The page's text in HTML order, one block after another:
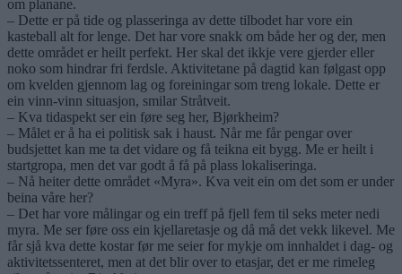
om planane.
– Dette er på tide og plasseringa av dette tilbodet har vore ein
kasteball alt for lenge. Det har vore snakk om både her og der, men
dette området er heilt perfekt. Her skal det ikkje vere gjerder eller
noko som hindrar fri ferdsle. Aktivitetane på dagtid kan følgast opp
om kvelden gjennom lag og foreiningar som treng lokale. Dette er
ein vinn-vinn situasjon, smilar Stråtveit.
– Kva tidaspekt ser ein føre seg her, Bjørkheim?
– Målet er å ha ei politisk sak i haust. Når me får pengar over
budsjettet kan me ta det vidare og få teikna eit bygg. Me er heilt i
startgropa, men det var godt å få på plass lokaliseringa.
– Nå heiter dette området «Myra». Kva veit ein om det som er under
beina våre her?
– Det har vore målingar og ein treff på fjell fem til seks meter nedi
myra. Me ser føre oss ein kjellaretasje og då må det vekk likevel. Me
får sjå kva dette kostar før me seier for mykje om innhaldet i dag- og
aktivitetssenteret, men at det blir over to etasjar, det er me rimeleg